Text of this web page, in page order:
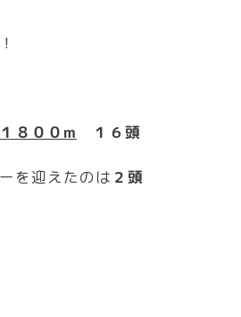
１８００m １６頭
を迎えたのは ２頭